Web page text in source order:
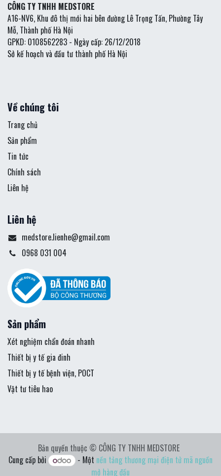
CÔNG TY TNHH MEDSTORE
A16-NV6, Khu đô thị mới hai bên đường Lê Trọng Tấn, Phường Tây
Mỗ, Thành phố Hà Nội
GPKD: 0108562283 - Ngày cấp: 26/12/2018
Sở kế hoạch và đầu tư thành phố Hà Nội
Về chúng tôi
Trang chủ
Sản phẩm
Tin tức
Chính sách
Liên hệ
Liên hệ
medstore.lienhe@gmail.com
0968 031 004
Sản phẩm
Xét nghiệm chẩn đoán nhanh
Thiết bị y tế gia đinh
Thiết bị y tế bệnh viện, POCT
Vật tư tiêu hao
Bản quyền thuộc © CÔNG TY TNHH MEDSTORE
Cung cấp bởi
- Một nền tảng thương mại điện tử mã nguồn
mở hàng đầu